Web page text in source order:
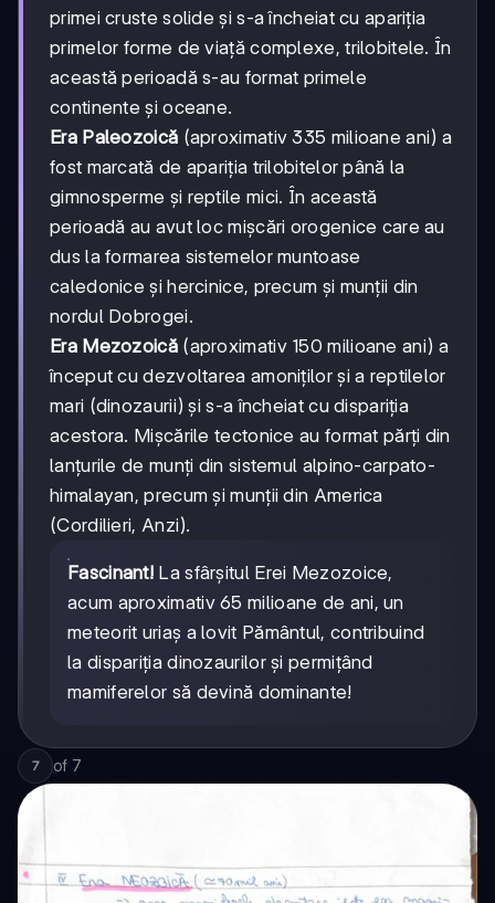
primei cruste solide și s-a încheiat cu apariția
primelor forme de viață complexe, trilobitele. În
această perioadă s-au format primele
continente și oceane.
Era Paleozoică (aproximativ 335 milioane ani) a
fost marcată de apariția trilobitelor până la
gimnosperme și reptile mici. În această
perioadă au avut loc mișcări orogenice care au
dus la formarea sistemelor muntoase
caledonice și hercinice, precum și munții din
nordul Dobrogei.
Era Mezozoică(aproximativ 150 milioane ani) a
început cu dezvoltarea amoniților și a reptilelor
mari (dinozaurii) și s-a încheiat cu dispariția
acestora. Mișcările tectonice au format părți din
lanțurile de munți din sistemul alpino-carpato-
himalayan, precum și munții din America
(Cordilieri, Anzi).
Fascinant! La sfârșitul Erei Mezozoice,
acum aproximativ 65 milioane de ani, un
meteorit uriaș a lovit Pământul, contribuind
la dispariția dinozaurilor și permițând
mamiferelor să devină dominante!
7 of 7